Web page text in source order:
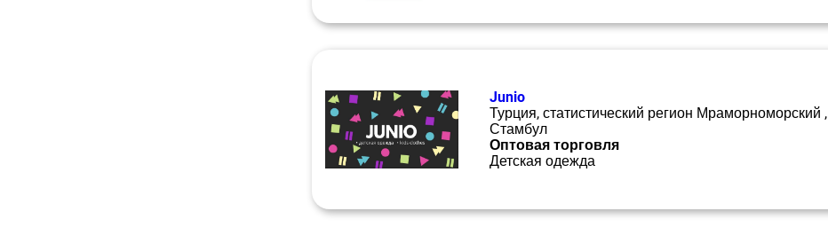
Junio
Турция, статистический регион Мраморноморский ,
Стамбул
Оптовая торговля
Детская одежда